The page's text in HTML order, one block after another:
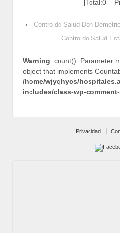
[Total:0
‹
Centro de Salud Don
Centro de Salud
Warning: count(): Parameter
object that implements
/home/wjyqhycs/
includes/class-wp-
Privacidad